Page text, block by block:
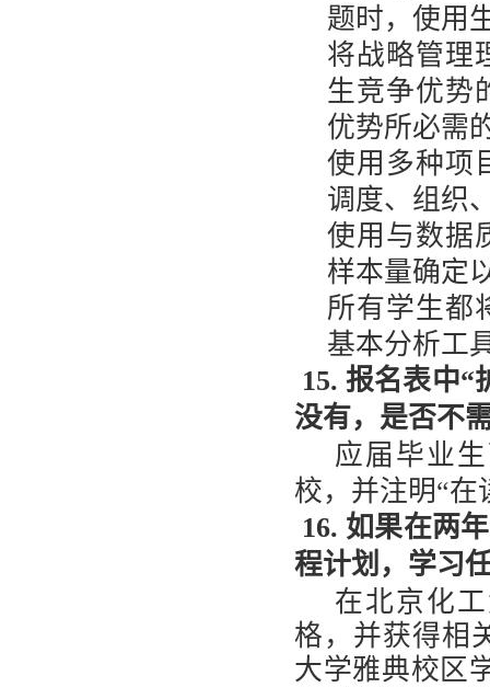
题时，使用
将战略管理
生竞争优势
优势所必需
使用多种项
调度、组织
使用与数据
样本量确定
所有学生都
基本分析工
15. 报名表中“
没有，是否不
应届毕业
校，并注明“在
16. 如果在两
程计划，学习
在北京化
格，并获得相
大学雅典校区